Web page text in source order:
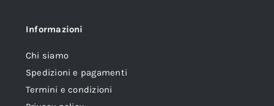
Informazioni
Chi siamo
Spedizioni e pagamenti
Termini e condizioni